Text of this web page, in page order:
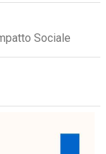
Sociale